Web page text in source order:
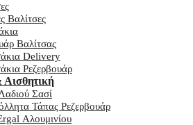
Βαλίτσες
Βαλίτσας
Delivery
Ρεζερβουάρ
Σασί
Τάπας Ρεζερβουάρ
Αλουμινίου